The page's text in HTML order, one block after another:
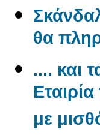
θα
.... και
με